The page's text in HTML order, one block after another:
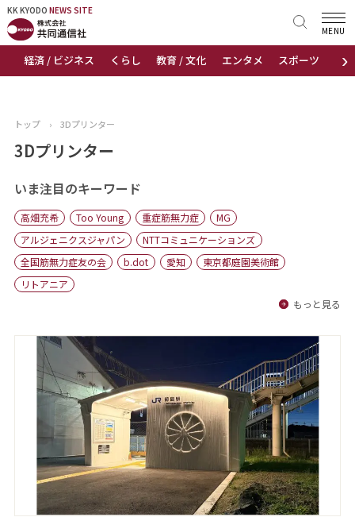
KK KYODO NEWS SITE
›
経済 / ビジネス くらし 教育 / 文化 エンタメ スポーツ 地域
MENU
KK KYODONEWS SITE
トップページ
ニュース
おすすめコンテンツ
出版物
会社概要
トップ › 3Dプリンター
3Dプリンター
いま注目のキーワード
高畑充希 Too Young 重症筋無力症
MG
アルジェニクスジャパン
NTTコミュニケーションズ
全国筋無力症友の会
b.dot 愛知
東京都庭園美術館
リトアニア
もっと見る